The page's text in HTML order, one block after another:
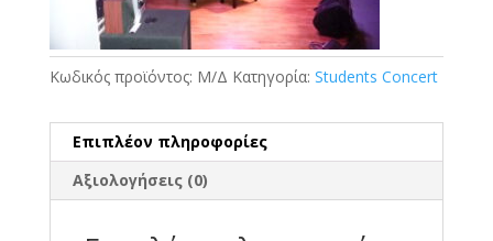
Κωδικός προϊόντος: Μ/Δ Κατηγορία: Students Concert
Επιπλέον πληροφορίες
Αξιολογήσεις (0)